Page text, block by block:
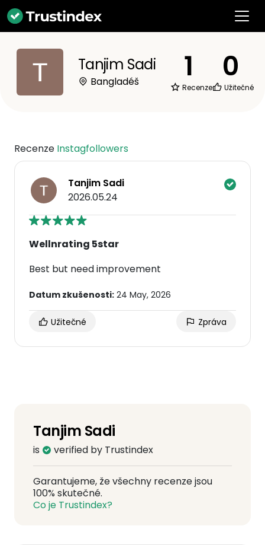
Tanjim Sadi
Bangladéš 1
Recenze
0
Užitečné
Recenze Instagfollowers
Tanjim Sadi
2026.05.24
Wellnrating 5star
Best but need improvement
Datum zkušenosti: 24 May, 2026
Užitečné Zpráva
Tanjim Sadi
is verified by Trustindex
Garantujeme, že všechny recenze jsou
100% skutečné.
Co je Trustindex?